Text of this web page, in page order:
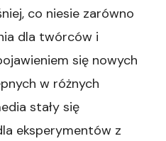
co niesie zarówno
dla twórców i
się nowych
w różnych
stały się
eksperymentów z